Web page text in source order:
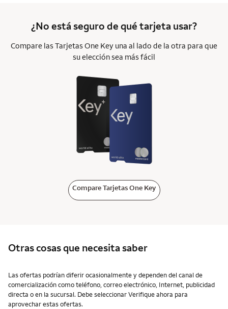
Compare Tarjetas One Key
¿No está seguro de qué tarjeta usar?
Compare las Tarjetas One Key una al lado de la otra para que
su elección sea más fácil
Otras cosas que necesita saber
Otras cosas que necesita saber
Las ofertas podrían diferir ocasionalmente y dependen del canal de
comercialización como teléfono, correo electrónico, Internet, publicidad
directa o en la sucursal. Debe seleccionar Verifique ahora para
aprovechar estas ofertas.